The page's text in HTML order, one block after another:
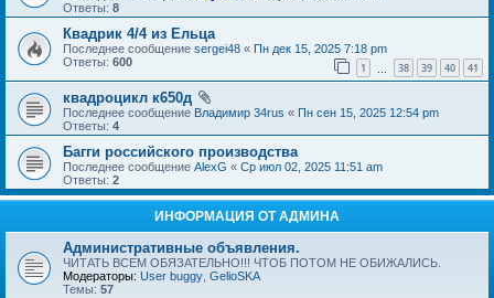
Ответы: 8
Квадрик 4/4 из Ельца
Последнее сообщение sergei48 « Пн дек 15, 2025 7:18 pm
Ответы: 600 1 38 39 40 41
квадроцикл к650д
Последнее сообщение Владимир 34rus « Пн сен 15, 2025 12:54 pm
Ответы: 4
Багги российского производства
Последнее сообщение AlexG « Ср июл 02, 2025 11:51 am
Ответы: 2
ИНФОРМАЦИЯ ОТ АДМИНА
Административные объявления.
ЧИТАТЬ ВСЕМ ОБЯЗАТЕЛЬНО!!! ЧТОБ ПОТОМ НЕ ОБИЖАЛИСЬ.
Модераторы: User buggy GelioSKA
Темы: 57